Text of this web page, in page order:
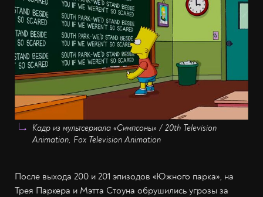
Кадр из мультсериала «Симпсоны» / 20th Television
Animation, Fox Television Animation
После выхода 200 и 201 эпизодов «Южного парка», на
Трея Паркера и Мэтта Стоуна обрушились угрозы за